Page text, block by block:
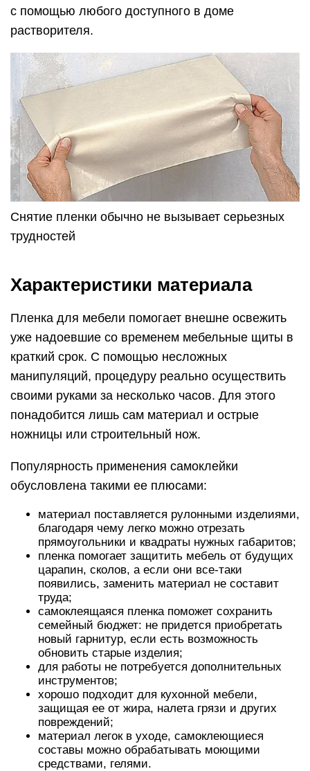
с помощью любого доступного в доме
растворителя.
Снятие пленки обычно не вызывает серьезных
трудностей
Характеристики материала
Пленка для мебели помогает внешне освежить
уже надоевшие со временем мебельные щиты в
краткий срок. С помощью несложных
манипуляций, процедуру реально осуществить
своими руками за несколько часов. Для этого
понадобится лишь сам материал и острые
ножницы или строительный нож.
Популярность применения самоклейки
обусловлена такими ее плюсами:
материал поставляется рулонными изделиями,
благодаря чему легко можно отрезать
прямоугольники и квадраты нужных габаритов;
пленка помогает защитить мебель от будущих
царапин, сколов, а если они все-таки
появились, заменить материал не составит
труда;
самоклеящаяся пленка поможет сохранить
семейный бюджет: не придется приобретать
новый гарнитур, если есть возможность
обновить старые изделия;
для работы не потребуется дополнительных
инструментов;
хорошо подходит для кухонной мебели,
защищая ее от жира, налета грязи и других
повреждений;
материал легок в уходе, самоклеющиеся
составы можно обрабатывать моющими
средствами, гелями.